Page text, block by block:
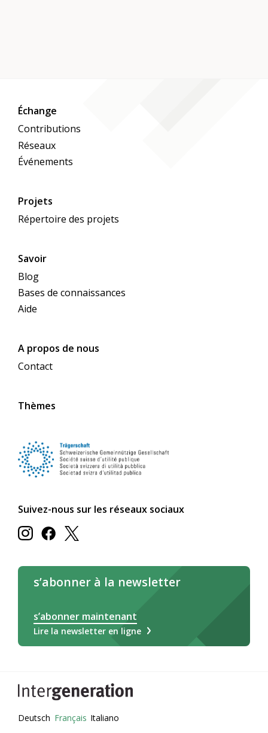
Échange
Contributions
Réseaux
Événements
Projets
Répertoire des projets
Savoir
Blog
Bases de connaissances
Aide
A propos de nous
Contact
Thèmes
Suivez-nous sur les réseaux sociaux
s’abonner à la newsletter
s’abonner maintenant
Lire la newsletter en ligne
Deutsch Français Italiano